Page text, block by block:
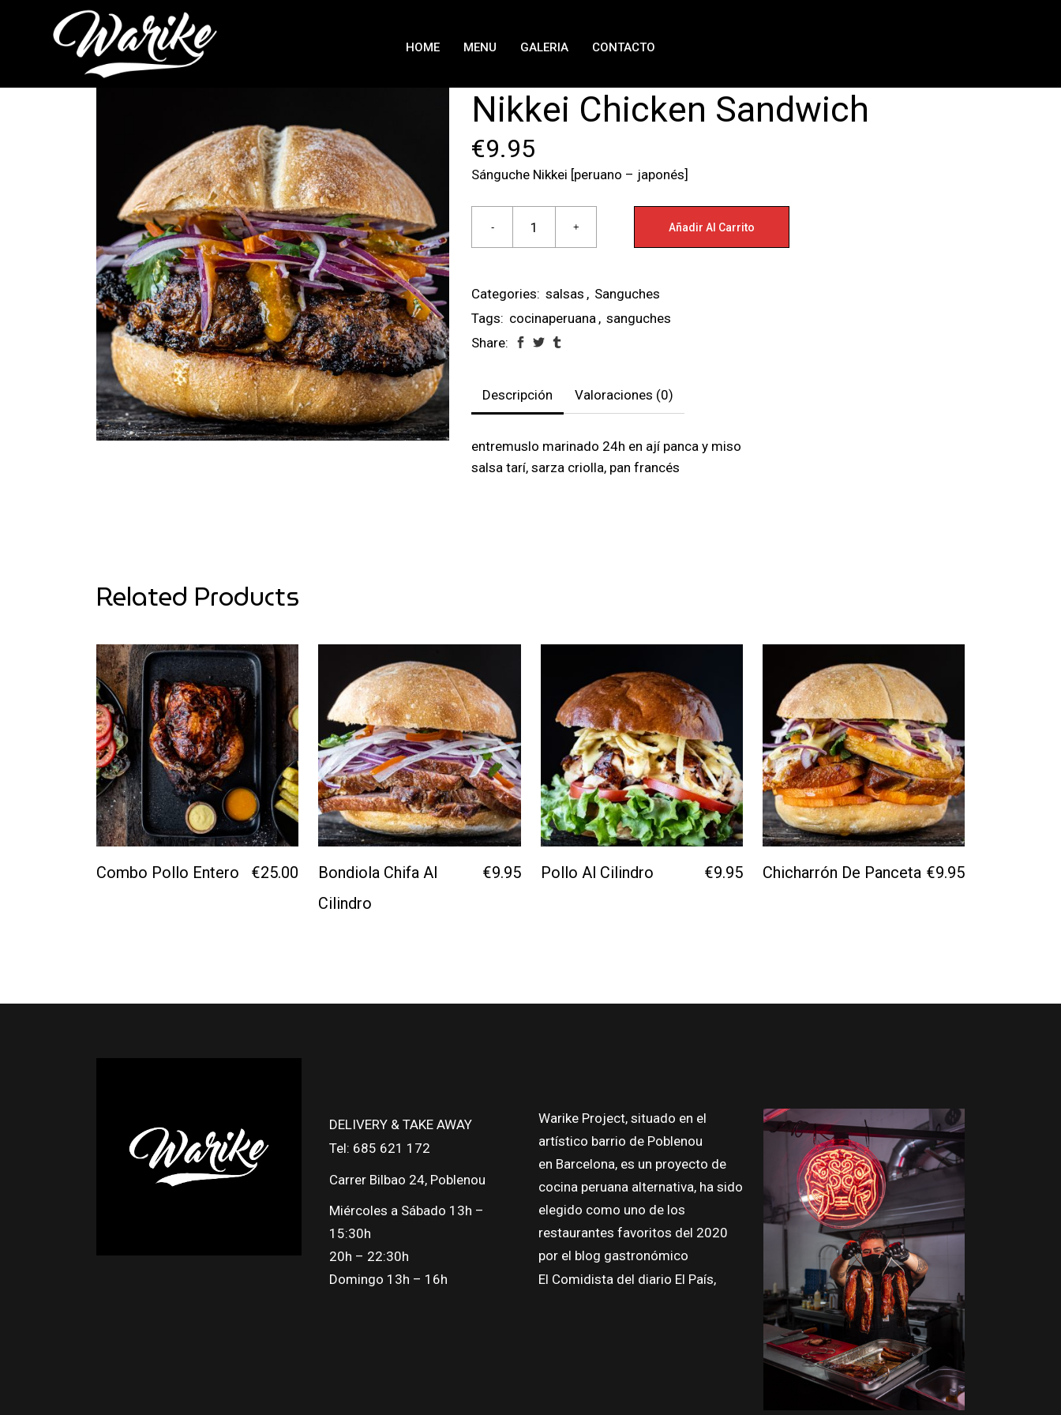
HOME MENU GALERIA CONTACTO
Nikkei Chicken Sandwich
€9.95
Sánguche Nikkei [peruano – japonés]
Añadir Al Carrito
Categories: salsas , Sanguches
Tags: cocinaperuana , sanguches
Share:
Descripción Valoraciones (0)
entremuslo marinado 24h en ají panca y miso
salsa tarí, sarza criolla, pan francés
Related Products
Combo Pollo Entero €25.00
Bondiola Chifa Al
Cilindro
€9.95 Pollo Al Cilindro €9.95 Chicharrón De Panceta €9.95
DELIVERY & TAKE AWAY
Tel: 685 621 172
Carrer Bilbao 24, Poblenou
Miércoles a Sábado 13h –
15:30h
20h – 22:30h
Domingo 13h – 16h
Warike Project, situado en el
artístico barrio de Poblenou
en Barcelona, es un proyecto de
cocina peruana alternativa, ha sido
elegido como uno de los
restaurantes favoritos del 2020
por el blog gastronómico
El Comidista del diario El País,